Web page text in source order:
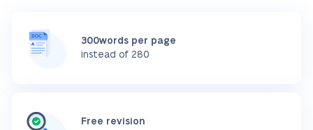
300words per page
instead of 280
Free revision